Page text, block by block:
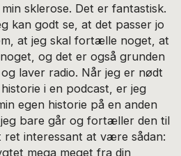
sklerose. Det er fantastisk.
kan godt se, at det passer jo
at jeg skal fortælle noget, at
og det er også grunden
laver radio. Når jeg er nødt
i en podcast, er jeg
egen historie på en anden
jeg bare går og fortæller den til
interessant at være sådan:
mega meget fra din